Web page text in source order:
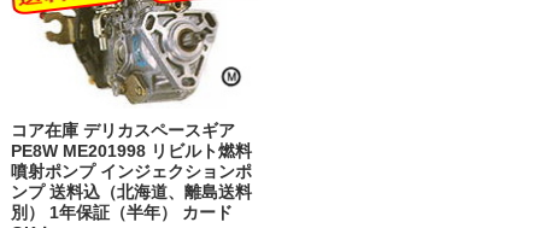
コア在庫 デリカスペースギア
PE8W ME201998 リビルト燃料
噴射ポンプ インジェクションポ
ンプ 送料込（北海道、離島送料
別） 1年保証（半年） カード